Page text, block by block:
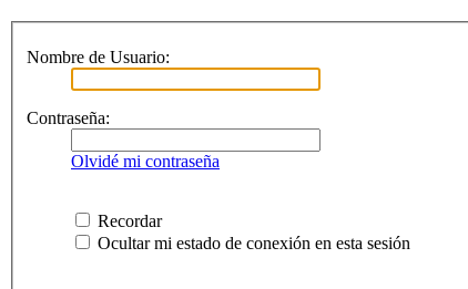
Nombre de Usuario:
Contraseña:
Olvidé mi contraseña
Recordar
Ocultar mi estado de conexión en esta sesión